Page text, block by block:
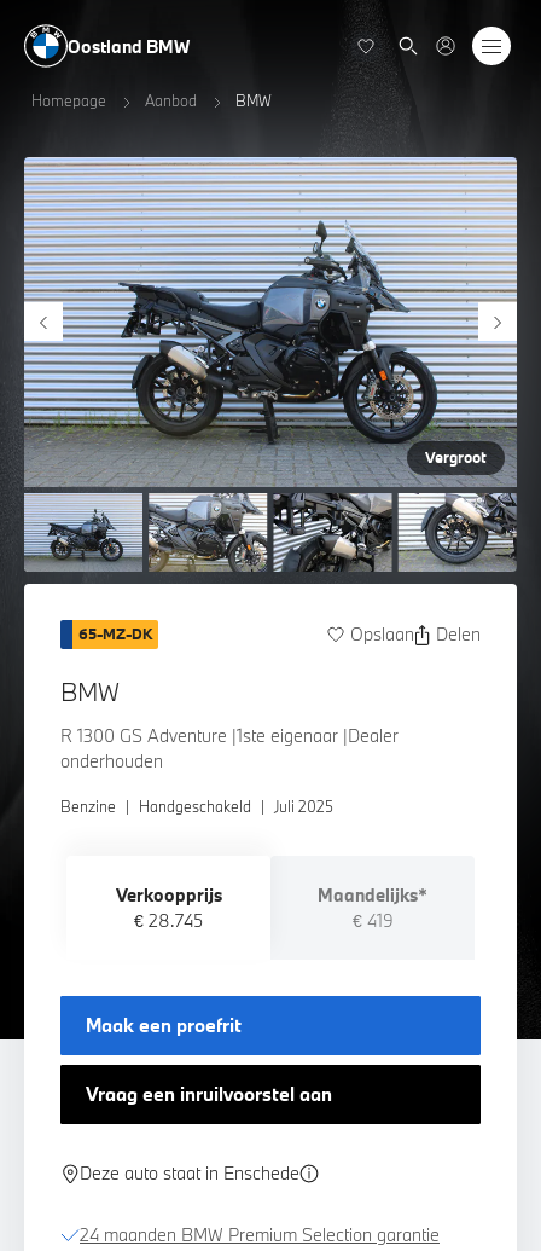
Oostland BMW
Homepage Aanbod BMW
Vergroot
65-MZ-DK Opslaan Delen
BMW
R 1300 GS Adventure |1ste eigenaar |Dealer
onderhouden
Benzine | Handgeschakeld | Juli 2025
Verkoopprijs
€ 28.745
Maandelijks*
€ 419
Maak een proefrit
Vraag een inruilvoorstel aan
Deze auto staat in Enschede
24 maanden BMW Premium Selection garantie